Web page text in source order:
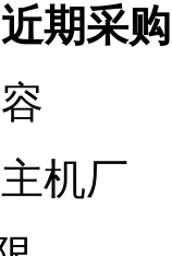
近期采购
机厂